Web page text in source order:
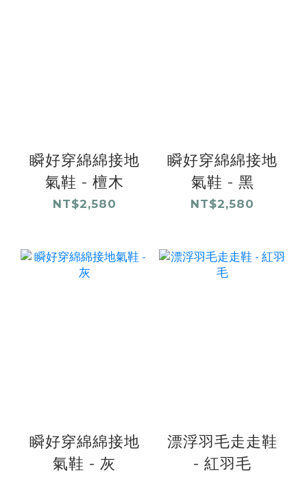
瞬好穿綿綿接地
氣鞋 - 檀木
NT$2,580
瞬好穿綿綿接地
氣鞋 - 黑
NT$2,580
瞬好穿綿綿接地
氣鞋 - 灰
漂浮羽毛走走鞋
- 紅羽毛